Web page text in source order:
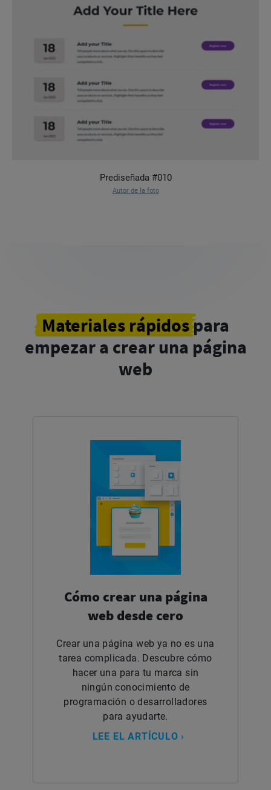
Prediseñada #010
Autor de la foto
Materiales rápidospara
empezar a crear una página
web
Cómo crear una página
web desde cero
Crear una página web ya no es una
tarea complicada. Descubre cómo
hacer una para tu marca sin
ningún conocimiento de
programación o desarrolladores
para ayudarte.
LEE EL ARTÍCULO ›